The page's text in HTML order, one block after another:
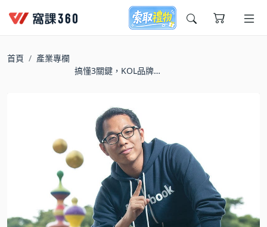
今天想要學什麼?
窩課推薦給您
首頁
產業專欄
搞懂3關鍵，KOL品牌聯